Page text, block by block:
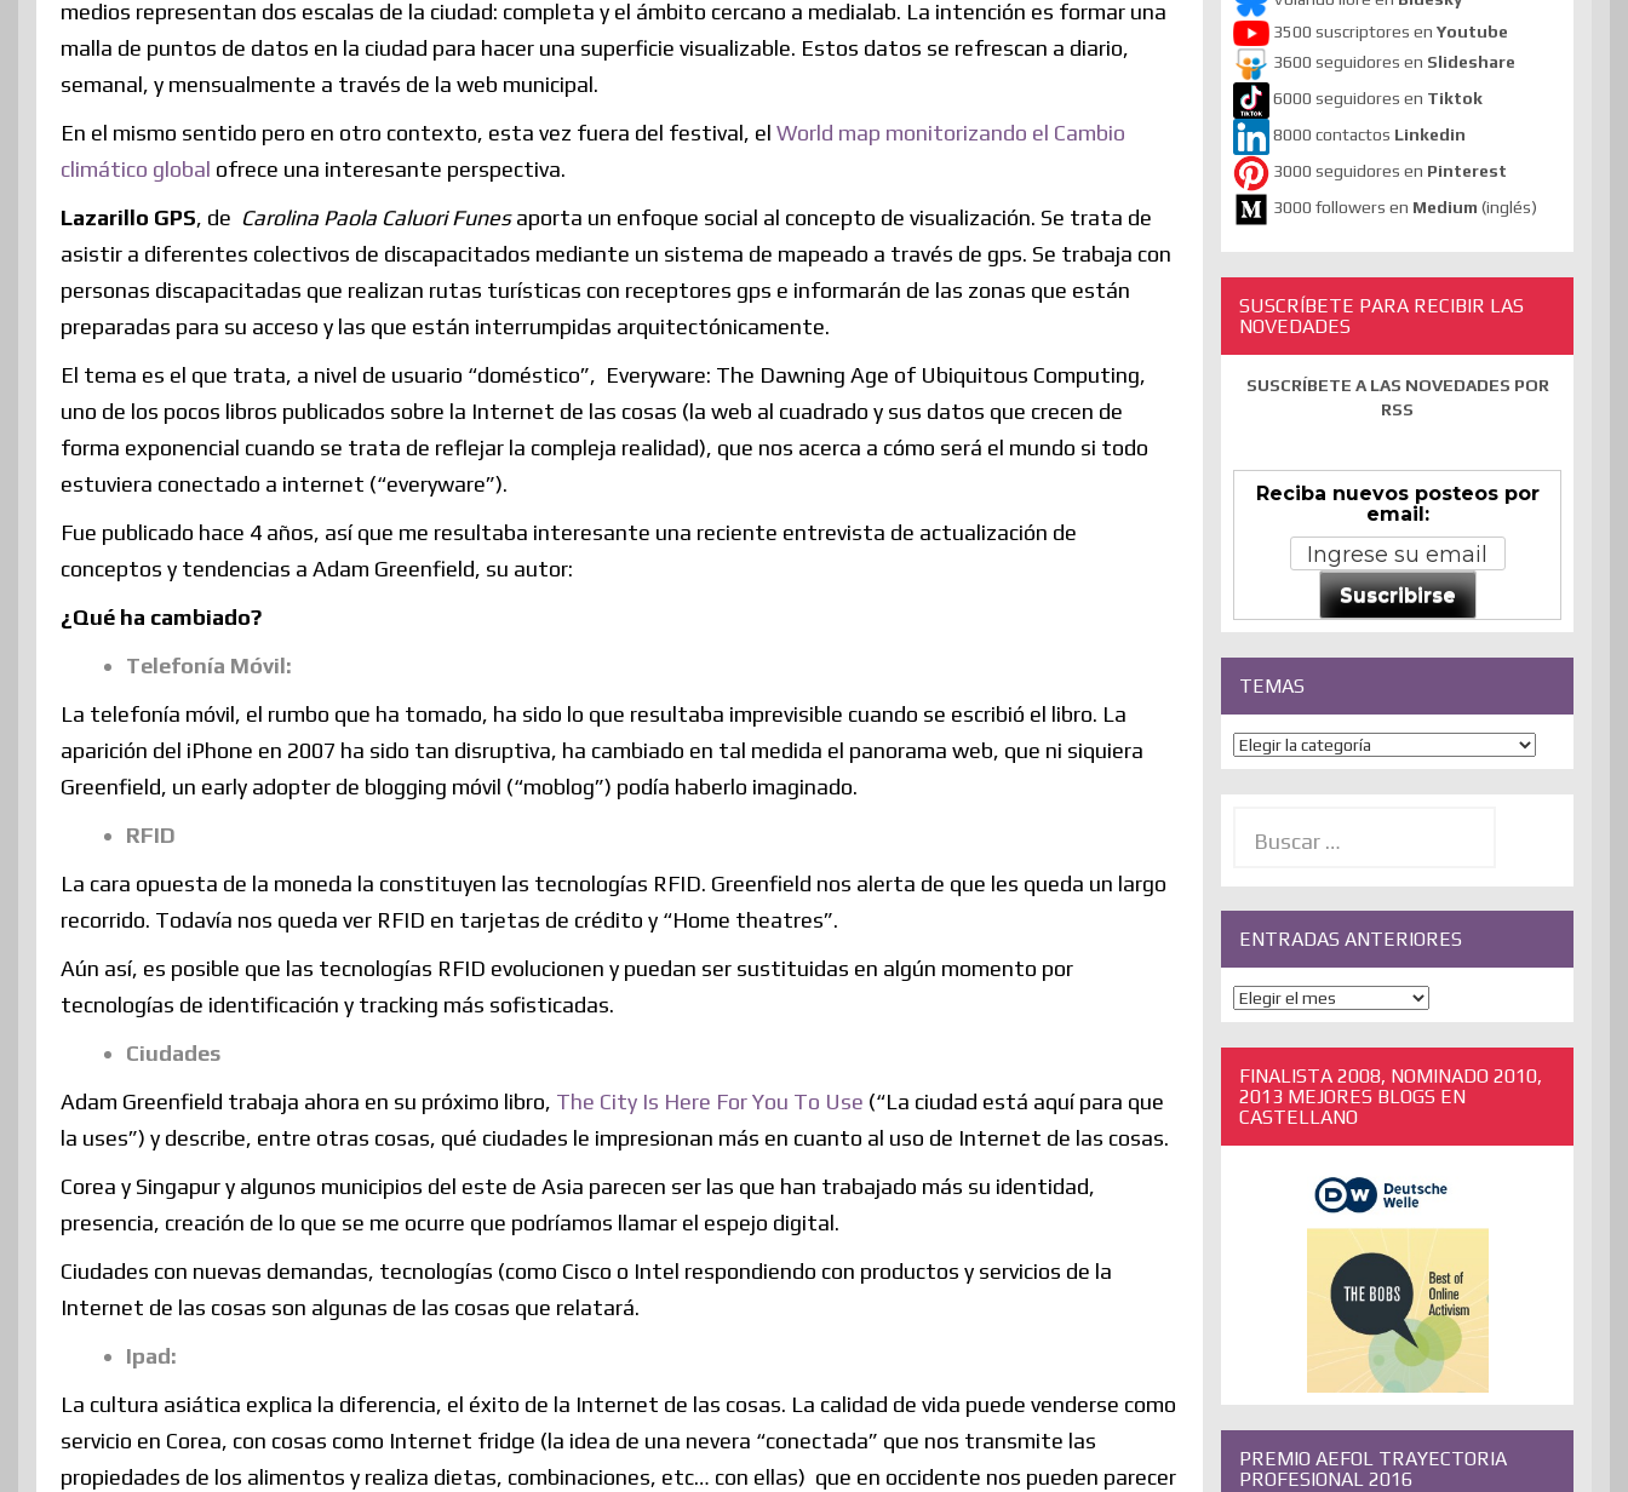
medios representan dos escalas de la ciudad: completa y el ámbito cercano a medialab. La intención es formar una
malla de puntos de datos en la ciudad para hacer una superficie visualizable. Estos datos se refrescan a diario,
semanal, y mensualmente a través de la web municipal.
En el mismo sentido pero en otro contexto, esta vez fuera del festival, el World map monitorizando el Cambio
climático global ofrece una interesante perspectiva.
Lazarillo GPS, de Carolina Paola Caluori Funesaporta un enfoque social al concepto de visualización. Se trata de
asistir a diferentes colectivos de discapacitados mediante un sistema de mapeado a través de gps. Se trabaja con
personas discapacitadas que realizan rutas turísticas con receptores gps e informarán de las zonas que están
preparadas para su acceso y las que están interrumpidas arquitectónicamente.
El tema es el que trata, a nivel de usuario “doméstico”, Everyware: The Dawning Age of Ubiquitous Computing,
uno de los pocos libros publicados sobre la Internet de las cosas (la web al cuadrado y sus datos que crecen de
forma exponencial cuando se trata de reflejar la compleja realidad), que nos acerca a cómo será el mundo si todo
estuviera conectado a internet (“everyware”).
Fue publicado hace 4 años, así que me resultaba interesante una reciente entrevista de actualización de
conceptos y tendencias a Adam Greenfield, su autor:
¿Qué ha cambiado?
Telefonía Móvil:
La telefonía móvil, el rumbo que ha tomado, ha sido lo que resultaba imprevisible cuando se escribió el libro. La
aparición del iPhone en 2007 ha sido tan disruptiva, ha cambiado en tal medida el panorama web, que ni siquiera
Greenfield, un early adopter de blogging móvil (“moblog”) podía haberlo imaginado.
RFID
La cara opuesta de la moneda la constituyen las tecnologías RFID. Greenfield nos alerta de que les queda un largo
recorrido. Todavía nos queda ver RFID en tarjetas de crédito y “Home theatres”.
Aún así, es posible que las tecnologías RFID evolucionen y puedan ser sustituidas en algún momento por
tecnologías de identificación y tracking más sofisticadas.
Ciudades
Adam Greenfield trabaja ahora en su próximo libro, The City Is Here For You To Use (“La ciudad está aquí para que
la uses”) y describe, entre otras cosas, qué ciudades le impresionan más en cuanto al uso de Internet de las cosas.
Corea y Singapur y algunos municipios del este de Asia parecen ser las que han trabajado más su identidad,
presencia, creación de lo que se me ocurre que podríamos llamar el espejo digital.
Ciudades con nuevas demandas, tecnologías (como Cisco o Intel respondiendo con productos y servicios de la
Internet de las cosas son algunas de las cosas que relatará.
Ipad:
La cultura asiática explica la diferencia, el éxito de la Internet de las cosas. La calidad de vida puede venderse como
servicio en Corea, con cosas como Internet fridge (la idea de una nevera “conectada” que nos transmite las
propiedades de los alimentos y realiza dietas, combinaciones, etc… con ellas) que en occidente nos pueden parecer
3500 suscriptores en Youtube
3600 seguidores en Slideshare
6000 seguidores en Tiktok
8000 contactos Linkedin
3000 seguidores en Pinterest
3000 followers en Medium (inglés)
SUSCRÍBETE PARA RECIBIR LAS
NOVEDADES
SUSCRÍBETE A LAS NOVEDADES POR
RSS
Reciba nuevos posteos por
email:
Suscribirse
TEMAS
Temas
ENTRADAS ANTERIORES
ENTRADAS
ANTERIORES
FINALISTA 2008, NOMINADO 2010,
2013 MEJORES BLOGS EN
CASTELLANO
PREMIO AEFOL TRAYECTORIA
PROFESIONAL 2016